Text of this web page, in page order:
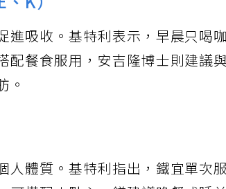
K）
吸收。基特利表示，早晨只喝
配餐食服用，安吉隆博士則建議
人體質。基特利指出，鐵宜單次